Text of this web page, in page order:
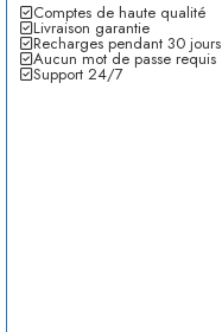
Comptes de haute qualité
Livraison garantie
Recharges pendant 30 jours
Aucun mot de passe requis
Support 24/7